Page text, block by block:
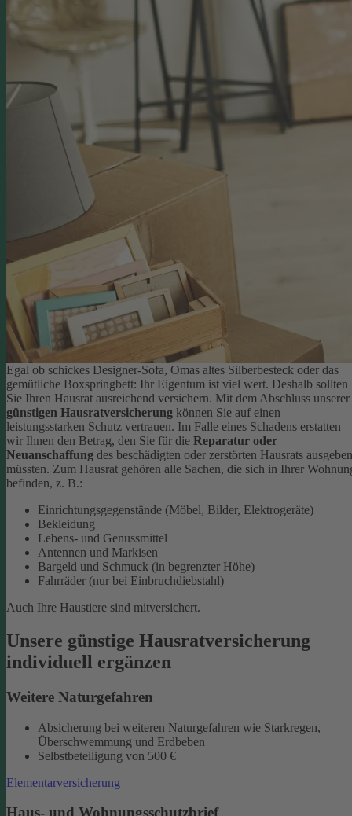
Egal ob schickes Designer-Sofa, Omas altes Silberbesteck oder das
gemütliche Boxspringbett: Ihr Eigentum ist viel wert. Deshalb sollten
Sie Ihren Hausrat ausreichend versichern. Mit dem Abschluss unserer
günstigen Hausratversicherung können Sie auf einen
leistungsstarken Schutz vertrauen. Im Falle eines Schadens erstatten
wir Ihnen den Betrag, den Sie für die Reparatur oder
Neuanschaffung des beschädigten oder zerstörten Hausrats ausgeben
müssten. Zum Hausrat gehören alle Sachen, die sich in Ihrer
befinden, z. B.:
Einrichtungsgegenstände (Möbel, Bilder, Elektrogeräte)
Bekleidung
Lebens- und Genussmittel
Antennen und Markisen
Bargeld und Schmuck (in begrenzter Höhe)
Fahrräder (nur bei Einbruchdiebstahl)
Auch Ihre Haustiere sind mitversichert.
Unsere günstige Hausratversicherung
individuell ergänzen
Weitere Naturgefahren
Absicherung bei weiteren Naturgefahren wie Starkregen,
Überschwemmung und Erdbeben
Selbstbeteiligung von 500 €
Elementarversicherung